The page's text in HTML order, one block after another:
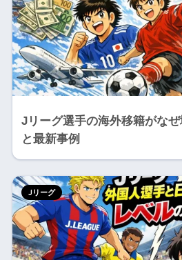
Jリーグ選手の海外移籍がな
と最新事例
Jリーグ